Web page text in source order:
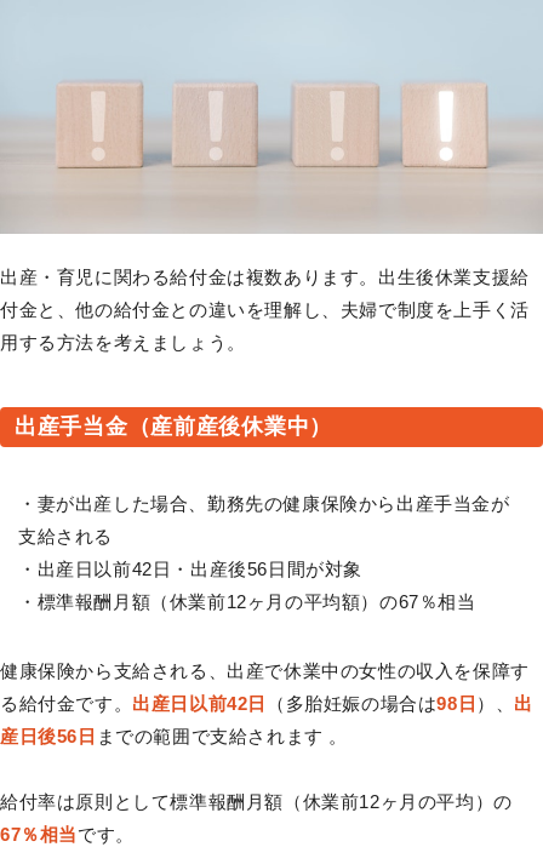
出産・育児に関わる給付金は複数あります。出生後休業支援給
付金と、他の給付金との違いを理解し、夫婦で制度を上手く活
用する方法を考えましょう。
出産手当金（産前産後休業中）
・妻が出産した場合、勤務先の健康保険から出産手当金が
支給される
・出産日以前42日・出産後56日間が対象
・標準報酬月額（休業前12ヶ月の平均額）の67％相当
健康保険から支給される、出産で休業中の女性の収入を保障す
る給付金です。 出産日以前42日 （多胎妊娠の場合は98日 ）、 出
産日後56日 までの範囲で支給されます 。
給付率は原則として標準報酬月額（休業前12ヶ月の平均）の
67％相当です。